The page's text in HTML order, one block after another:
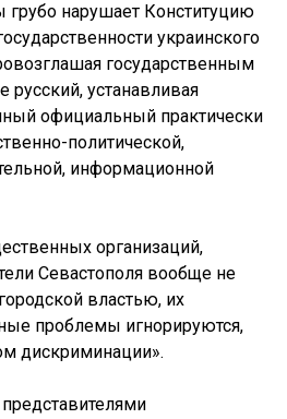
грубо нарушает Конституцию
украинского
государственным
устанавливая
официальный практически
политической,
информационной
организаций,
Севастополя вообще не
властью, их
проблемы игнорируются,
дискриминации».